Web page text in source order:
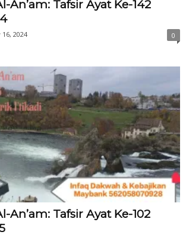
An’am: Tafsir Ayat Ke-142
2024 0
An’am: Tafsir Ayat Ke-102